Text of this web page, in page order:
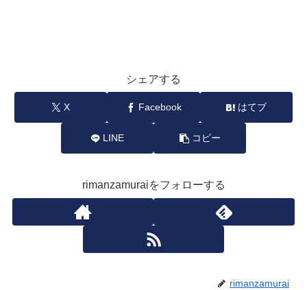
シェアする
X Facebook はてブ
LINE コピー
rimanzamuraiをフォローする
rimanzamurai